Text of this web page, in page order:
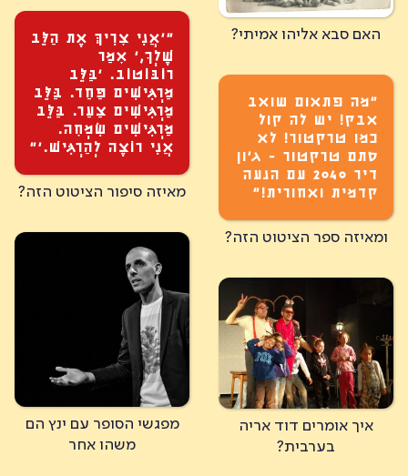
האם סבא אליהו אמיתי?
״׳אֲנִי צׇרִיךְּ אֶת הַלֵּב
שֶׁלְךׇ,׳ אׇמַר
רוֹבּוֹטוֹב. ׳בַּלֵּב
מַרְגִּישִׁים פַּחַד. בַּלֵּב
מַרְגִּישִׁים צַעַר. בַּלֵּב
מַרְגִּישִׁים שִׂמְחׇה.
אֲנִי רוֹצֶה לְהַרְגִּישׁ.׳”
מאיזה סיפור הציטוט הזה?
״מה פתאום שואב
אבק! יש לה קול
כמו טרקטור! לא
סתם טרקטור - ג'ון
דיר 2040 עם הנעה
קדמית ואחורית!”
ומאיזה ספר הציטוט הזה?
מפגשי הסופר עם ינץ הם
משהו אחר
איך אומרים דוד אריה
בערבית?